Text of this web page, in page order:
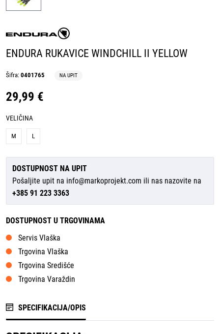
ENDURA RUKAVICE WINDCHILL II YELLOW
Šifra: 0401765 NA UPIT
29,99 €
VELIČINA
M L
DOSTUPNOST NA UPIT
Pošaljite upit na info@markoprojekt.com ili nas nazovite na
+385 91 223 3363
DOSTUPNOST U TRGOVINAMA
Servis Vlaška
Trgovina Vlaška
Trgovina Središće
Trgovina Varaždin
SPECIFIKACIJA/OPIS